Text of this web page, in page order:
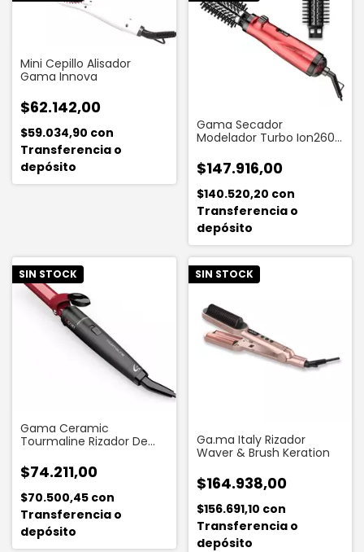
Mini Cepillo Alisador
Gama Innova
$62.142,00
$59.034,90 con
Transferencia o
depósito
Gama Secador
Modelador Turbo Ion2600
$147.916,00
$140.520,20 con
Transferencia o
depósito
SIN STOCK
Gama Ceramic
Tourmaline Rizador De
$74.211,00
$70.500,45 con
Transferencia o
depósito
SIN STOCK
Ga.ma Italy Rizador
Waver & Brush Keration
$164.938,00
$156.691,10 con
Transferencia o
depósito